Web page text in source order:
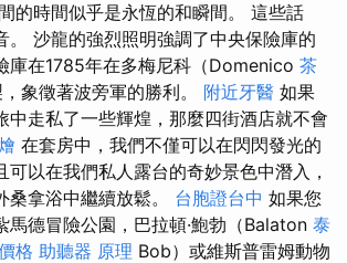
的時間似乎是永恆的和瞬間。 這些話
。 沙龍的強烈照明強調了中央保險庫的
庫在1785年在多梅尼科（Domenico 茶
象徵著波旁軍的勝利。 附近牙醫 如果
中走私了一些輝煌，那麼四街酒店就不會
在套房中，我們不僅可以在閃閃發光的
可以在我們私人露台的奇妙景色中潛入，
桑拿浴中繼續放鬆。 台胞證台中 如果您
馬德冒險公園，巴拉頓·鮑勃（Balaton 泰
格 助聽器 原理 Bob）或維斯普雷姆動物